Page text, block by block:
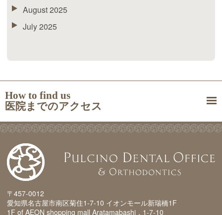
August 2025
July 2025
How to find us
医院までのアクセス
〒457-0012
愛知県名古屋市南区菊住1-7-10 イオンモール新瑞橋1F
1F of AEON shopping mall Aratamabashi，1-7-10